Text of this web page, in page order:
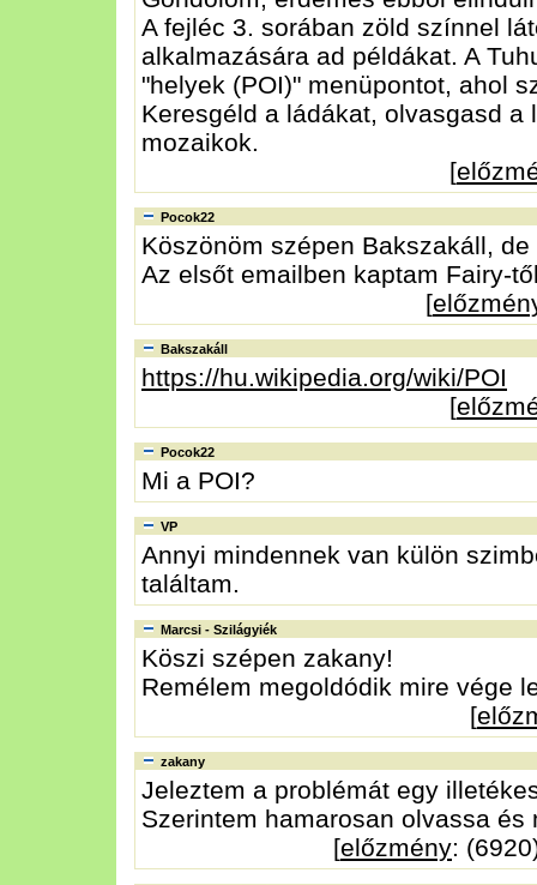
A fejléc 3. sorában zöld színnel
alkalmazására ad példákat. A
"helyek (POI)" menüpontot, ahol
Keresgéld a ládákat, olvasgasd
mozaikok.
[
Pocok22
Köszönöm szépen Bakszakáll,
Az elsőt emailben kaptam Fairy-
[
Bakszakáll
https://hu.wikipedia.org/wiki/POI
[
Pocok22
Mi a POI?
VP
Annyi mindennek van külön
találtam.
Marcsi - Szilágyiék
Köszi szépen zakany!
Remélem megoldódik mire vége
[
zakany
Jeleztem a problémát egy
Szerintem hamarosan olvassa és
[előzmény: